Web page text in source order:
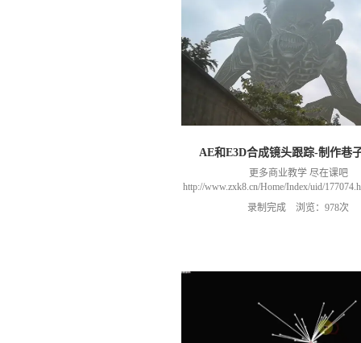
AE和E3D合成镜头跟踪-制作巷
更多商业教学 尽在课吧
http://www.zxk8.cn/Home/Index/uid/
以加群(课程所用素材和插件，均在
466106974 群里干货满满 可以加我们导
录制完成 浏览：978次